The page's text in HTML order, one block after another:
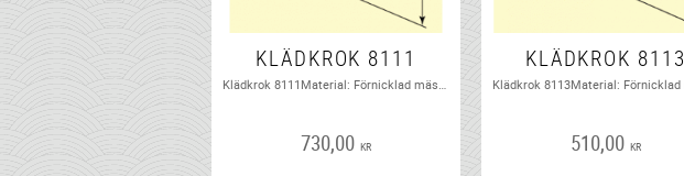
KLÄDKROK 8111
730,00 KR
KLÄDKROK 8113
510,00 KR